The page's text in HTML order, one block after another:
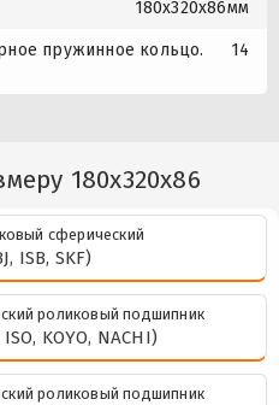
180x320x86мм
пружинное кольцо.
14
180x320x86
сферический
ISB, SKF)
роликовый подшипник
ISO, KOYO, NACHI)
роликовый подшипник